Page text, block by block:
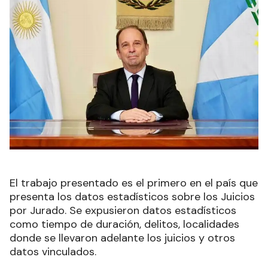
El trabajo presentado es el primero en el país que
presenta los datos estadísticos sobre los Juicios
por Jurado. Se expusieron datos estadísticos
como tiempo de duración, delitos, localidades
donde se llevaron adelante los juicios y otros
datos vinculados.